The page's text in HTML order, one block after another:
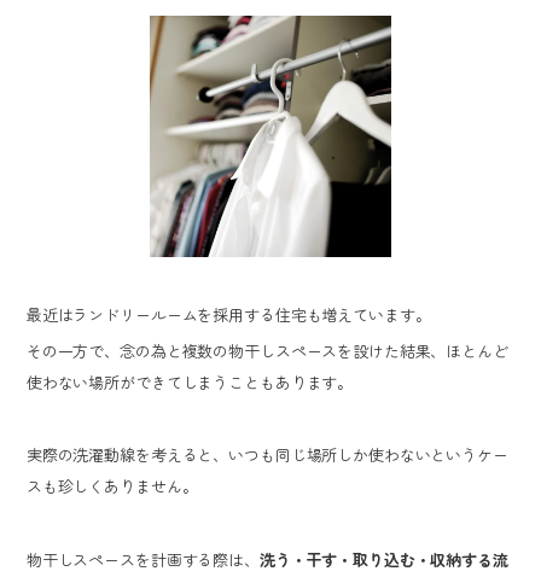
最近はランドリールームを採用する住宅も増えています。
その一方で、念の為と複数の物干しスペースを設けた結果、ほとんど
使わない場所ができてしまうこともあります。
実際の洗濯動線を考えると、いつも同じ場所しか使わないというケー
スも珍しくありません。
物干しスペースを計画する際は、 洗う・干す・取り込む・収納する流